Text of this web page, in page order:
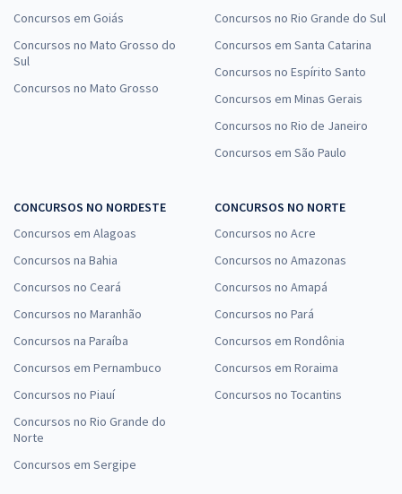
Concursos em Goiás
Concursos no Mato Grosso do
Sul
Concursos no Mato Grosso
Concursos no Rio Grande do Sul
Concursos em Santa Catarina
Concursos no Espírito Santo
Concursos em Minas Gerais
Concursos no Rio de Janeiro
Concursos em São Paulo
CONCURSOS NO NORDESTE
Concursos em Alagoas
Concursos na Bahia
Concursos no Ceará
Concursos no Maranhão
Concursos na Paraíba
Concursos em Pernambuco
Concursos no Piauí
Concursos no Rio Grande do
Norte
Concursos em Sergipe
CONCURSOS NO NORTE
Concursos no Acre
Concursos no Amazonas
Concursos no Amapá
Concursos no Pará
Concursos em Rondônia
Concursos em Roraima
Concursos no Tocantins